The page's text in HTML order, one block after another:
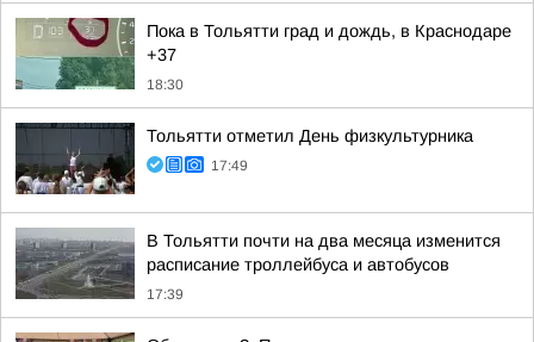
Пока в Тольятти град и дождь, в Краснодаре
+37
18:30
Тольятти отметил День физкультурника
17:49
В Тольятти почти на два месяца изменится
расписание троллейбуса и автобусов
17:39